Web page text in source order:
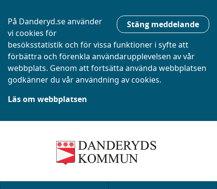
Stäng meddelande
På Danderyd.se använder
vi cookies för
besöksstatistik och för vissa funktioner i syfte att
förbättra och förenkla användarupplevelsen av vår
webbplats. Genom att fortsätta använda webbplatsen
godkänner du vår användning av cookies.
Läs om webbplatsen